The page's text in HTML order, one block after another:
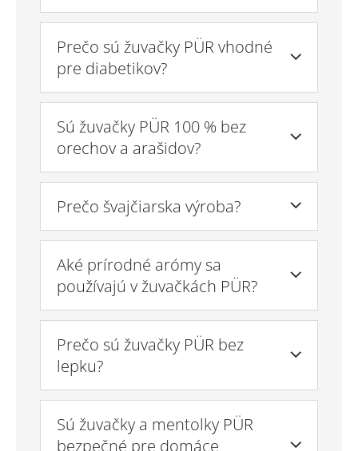
Prečo sú žuvačky PÜR vhodné
pre diabetikov?
Sú žuvačky PÜR 100 % bez
orechov a arašidov?
Prečo švajčiarska výroba?
Aké prírodné arómy sa
používajú v žuvačkách PÜR?
Prečo sú žuvačky PÜR bez
lepku?
Sú žuvačky a mentolky PÜR
bezpečné pre domáce